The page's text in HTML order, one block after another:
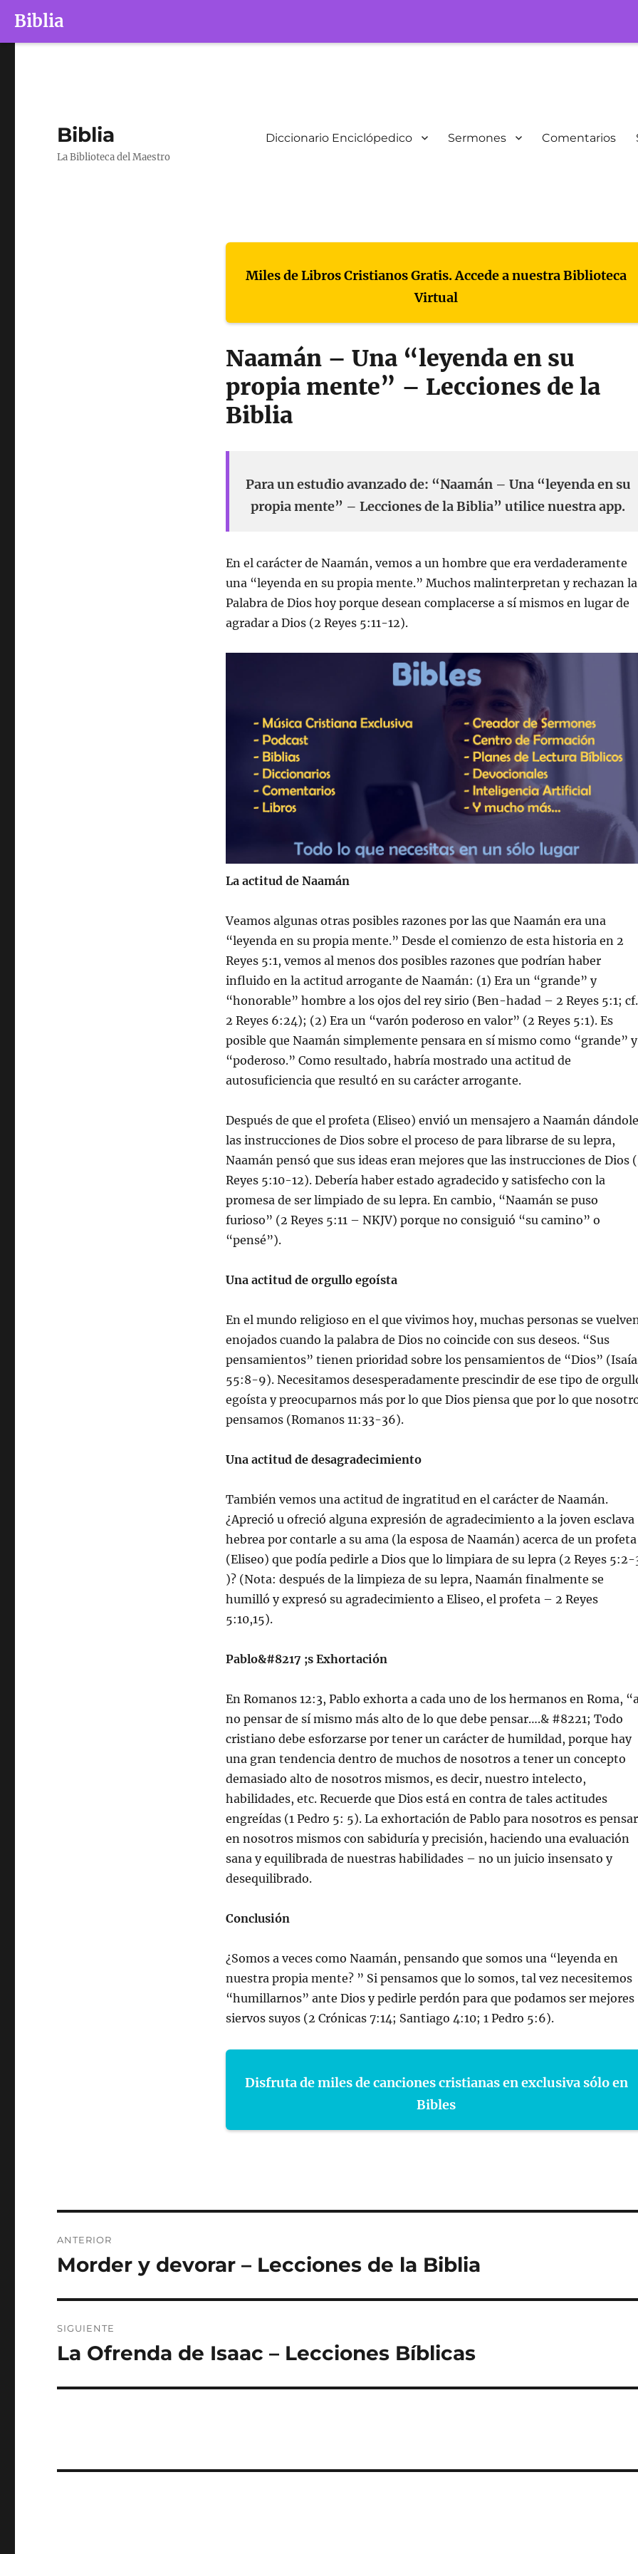
Biblia
Biblia
La Biblioteca del Maestro
Diccionario Enciclópedico Sermones Comentarios
Miles de Libros Cristianos Gratis. Accede a nuestra Biblioteca
Virtual
Naamán – Una “leyenda en su
propia mente” – Lecciones de la
Biblia
Para un estudio avanzado de: “Naamán – Una “leyenda en su
propia mente” – Lecciones de la Biblia” utilice nuestra app.
En el carácter de Naamán, vemos a un hombre que era verdaderamente
una “leyenda en su propia mente.” Muchos malinterpretan y rechazan la
Palabra de Dios hoy porque desean complacerse a sí mismos en lugar de
agradar a Dios (2 Reyes 5:11-12).
La actitud de Naamán
Veamos algunas otras posibles razones por las que Naamán era una
“leyenda en su propia mente.” Desde el comienzo de esta historia en 2
Reyes 5:1, vemos al menos dos posibles razones que podrían haber
influido en la actitud arrogante de Naamán: (1) Era un “grande” y
“honorable” hombre a los ojos del rey sirio (Ben-hadad – 2 Reyes 5:1; cf.
2 Reyes 6:24); (2) Era un “varón poderoso en valor” (2 Reyes 5:1). Es
posible que Naamán simplemente pensara en sí mismo como “grande” y
“poderoso.” Como resultado, habría mostrado una actitud de
autosuficiencia que resultó en su carácter arrogante.
Después de que el profeta (Eliseo) envió un mensajero a Naamán dándole
las instrucciones de Dios sobre el proceso de para librarse de su lepra,
Naamán pensó que sus ideas eran mejores que las instrucciones de Dios
Reyes 5:10-12). Debería haber estado agradecido y satisfecho con la
promesa de ser limpiado de su lepra. En cambio, “Naamán se puso
furioso” (2 Reyes 5:11 – NKJV) porque no consiguió “su camino” o
“pensé”).
Una actitud de orgullo egoísta
En el mundo religioso en el que vivimos hoy, muchas personas se
enojados cuando la palabra de Dios no coincide con sus deseos. “Sus
pensamientos” tienen prioridad sobre los pensamientos de “Dios”
55:8-9). Necesitamos desesperadamente prescindir de ese tipo de
egoísta y preocuparnos más por lo que Dios piensa que por lo que
pensamos (Romanos 11:33-36).
Una actitud de desagradecimiento
También vemos una actitud de ingratitud en el carácter de Naamán.
¿Apreció u ofreció alguna expresión de agradecimiento a la joven esclava
hebrea por contarle a su ama (la esposa de Naamán) acerca de un profeta
(Eliseo) que podía pedirle a Dios que lo limpiara de su lepra (2 Reyes 5:2-
)? (Nota: después de la limpieza de su lepra, Naamán finalmente se
humilló y expresó su agradecimiento a Eliseo, el profeta – 2 Reyes
5:10,15).
Pablo&#8217 ;s Exhortación
En Romanos 12:3, Pablo exhorta a cada uno de los hermanos en Roma,
no pensar de sí mismo más alto de lo que debe pensar….& #8221; Todo
cristiano debe esforzarse por tener un carácter de humildad, porque hay
una gran tendencia dentro de muchos de nosotros a tener un concepto
demasiado alto de nosotros mismos, es decir, nuestro intelecto,
habilidades, etc. Recuerde que Dios está en contra de tales actitudes
engreídas (1 Pedro 5: 5). La exhortación de Pablo para nosotros es pensar
en nosotros mismos con sabiduría y precisión, haciendo una evaluación
sana y equilibrada de nuestras habilidades – no un juicio insensato y
desequilibrado.
Conclusión
¿Somos a veces como Naamán, pensando que somos una “leyenda en
nuestra propia mente? ” Si pensamos que lo somos, tal vez necesitemos
“humillarnos” ante Dios y pedirle perdón para que podamos ser mejores
siervos suyos (2 Crónicas 7:14; Santiago 4:10; 1 Pedro 5:6).
Disfruta de miles de canciones cristianas en exclusiva sólo en
Bibles
de
ANTERIOR
Entrada
Morder y devorar – Lecciones de la Biblia
SIGUIENTE
Entrada
La Ofrenda de Isaac – Lecciones Bíblicas